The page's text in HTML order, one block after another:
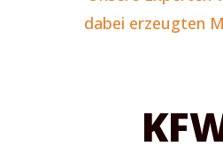
dabei erzeugten